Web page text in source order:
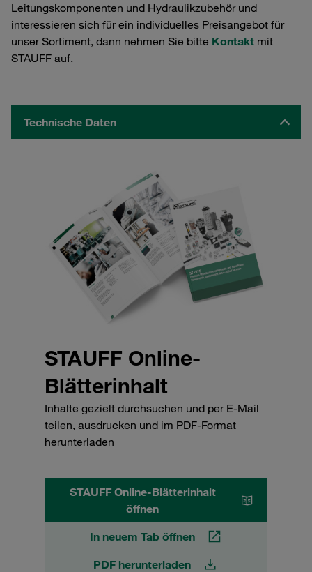
Leitungskomponenten und Hydraulikzubehör und
interessieren sich für ein individuelles Preisangebot für
unser Sortiment, dann nehmen Sie bitte Kontakt mit
STAUFF auf.
Technische Daten
STAUFF Online-
Blätterinhalt
Inhalte gezielt durchsuchen und per E-Mail
teilen, ausdrucken und im PDF-Format
herunterladen
STAUFF Online-Blätterinhalt
öffnen
In neuem Tab öffnen
PDF herunterladen